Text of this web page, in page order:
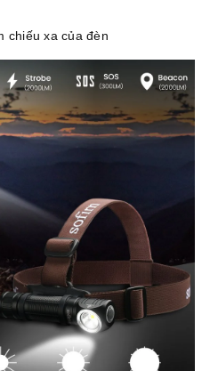
chiếu xa của đèn